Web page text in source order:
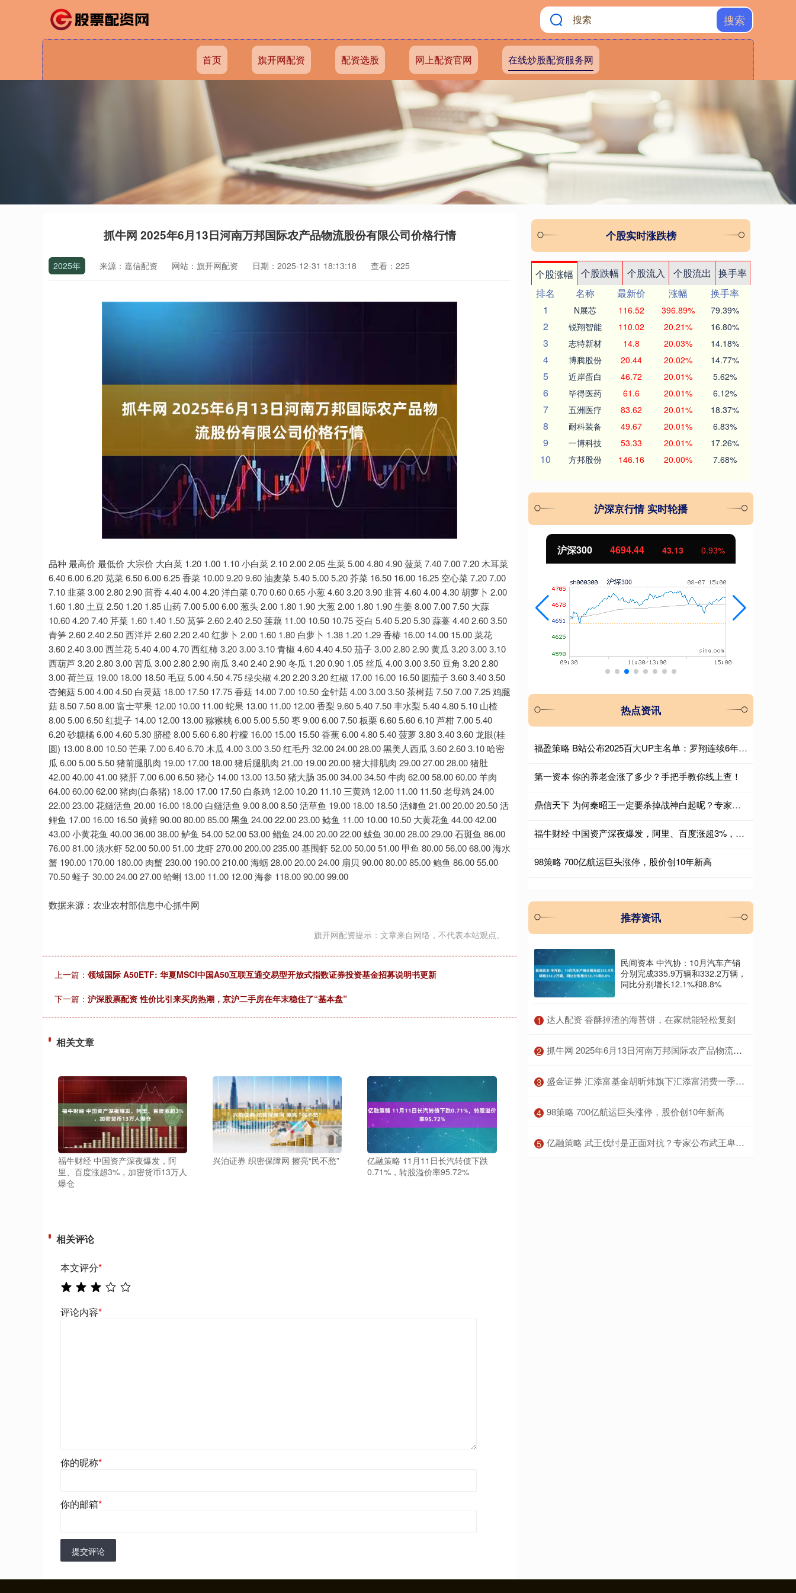
搜索
首页 旗开网配资 配资选股 网上配资官网 在线炒股配资服务网
抓牛网 2025年6月13日河南万邦国际农产品物流股份有限公司价格行情
2025年 来源：嘉信配资 网站：旗开网配资 日期：2025-12-31 18:13:18 查看：225
品种 最高价 最低价 大宗价 大白菜 1.20 1.00 1.10 小白菜 2.10 2.00 2.05 生菜 5.00 4.80 4.90 菠菜 7.40 7.00 7.20 木耳菜 6.40 6.00 6.20 苋菜 6.50 6.00 6.25 香菜 10.00 9.20 9.60 油麦菜 5.40 5.00 5.20 芥菜 16.50 16.00 16.25 空心菜 7.20 7.00 7.10 韭菜 3.00 2.80 2.90 茴香 4.40 4.00 4.20 洋白菜 0.70 0.60 0.65 小葱 4.60 3.20 3.90 韭苔 4.60 4.00 4.30 胡萝卜 2.00 1.60 1.80 土豆 2.50 1.20 1.85 山药 7.00 5.00 6.00 葱头 2.00 1.80 1.90 大葱 2.00 1.80 1.90 生姜 8.00 7.00 7.50 大蒜 10.60 4.20 7.40 芹菜 1.60 1.40 1.50 莴笋 2.60 2.40 2.50 莲藕 11.00 10.50 10.75 茭白 5.40 5.20 5.30 蒜薹 4.40 2.60 3.50 青笋 2.60 2.40 2.50 西洋芹 2.60 2.20 2.40 红萝卜 2.00 1.60 1.80 白萝卜 1.38 1.20 1.29 香椿 16.00 14.00 15.00 菜花 3.60 2.40 3.00 西兰花 5.40 4.00 4.70 西红柿 3.20 3.00 3.10 青椒 4.60 4.40 4.50 茄子 3.00 2.80 2.90 黄瓜 3.20 3.00 3.10 西葫芦 3.20 2.80 3.00 苦瓜 3.00 2.80 2.90 南瓜 3.40 2.40 2.90 冬瓜 1.20 0.90 1.05 丝瓜 4.00 3.00 3.50 豆角 3.20 2.80 3.00 荷兰豆 19.00 18.00 18.50 毛豆 5.00 4.50 4.75 绿尖椒 4.20 2.20 3.20 红椒 17.00 16.00 16.50 圆茄子 3.60 3.40 3.50 杏鲍菇 5.00 4.00 4.50 白灵菇 18.00 17.50 17.75 香菇 14.00 7.00 10.50 金针菇 4.00 3.00 3.50 茶树菇 7.50 7.00 7.25 鸡腿菇 8.50 7.50 8.00 富士苹果 12.00 10.00 11.00 蛇果 13.00 11.00 12.00 香梨 9.60 5.40 7.50 丰水梨 5.40 4.80 5.10 山楂 8.00 5.00 6.50 红提子 14.00 12.00 13.00 猕猴桃 6.00 5.00 5.50 枣 9.00 6.00 7.50 板栗 6.60 5.60 6.10 芦柑 7.00 5.40 6.20 砂糖橘 6.00 4.60 5.30 脐橙 8.00 5.60 6.80 柠檬 16.00 15.00 15.50 香蕉 6.00 4.80 5.40 菠萝 3.80 3.40 3.60 龙眼(桂圆) 13.00 8.00 10.50 芒果 7.00 6.40 6.70 木瓜 4.00 3.00 3.50 红毛丹 32.00 24.00 28.00 黑美人西瓜 3.60 2.60 3.10 哈密瓜 6.00 5.00 5.50 猪前腿肌肉 19.00 17.00 18.00 猪后腿肌肉 21.00 19.00 20.00 猪大排肌肉 29.00 27.00 28.00 猪肚 42.00 40.00 41.00 猪肝 7.00 6.00 6.50 猪心 14.00 13.00 13.50 猪大肠 35.00 34.00 34.50 牛肉 62.00 58.00 60.00 羊肉 64.00 60.00 62.00 猪肉(白条猪) 18.00 17.00 17.50 白条鸡 12.00 10.20 11.10 三黄鸡 12.00 11.00 11.50 老母鸡 24.00 22.00 23.00 花鲢活鱼 20.00 16.00 18.00 白鲢活鱼 9.00 8.00 8.50 活草鱼 19.00 18.00 18.50 活鲫鱼 21.00 20.00 20.50 活鲤鱼 17.00 16.00 16.50 黄鳝 90.00 80.00
数据来源：农业农村部信息中心抓牛网
旗开网配资提示：文章来自网络，不代表本站观点。
上一篇： 领域国际 A50ETF: 华夏MSCI中国A50互联互通交易型开放式指数证券投资基金招募说明书更新
下一篇： 沪深股票配资 性价比引来买房热潮，京沪二手房在年末稳住了“基本盘”
相关文章
福牛财经 中国资产深夜爆发，阿
里、百度涨超3%，加密货币13万人
爆仓
兴泊证券 织密保障网 擦亮“民不愁”
亿融策略 11月11日长汽转债下跌
0.71%，转股溢价率95.72%
相关评论
本文评分*
评论内容*
你的昵称*
你的邮箱*
提交评论
个股实时涨跌榜
个股涨幅 个股跌幅 个股流入 个股流出
换手率
排名
名称 最新价 涨幅
换手率
1
N展芯 116.52 396.89% 79.39%
2 锐翔智能 110.02 20.21% 16.80%
3 志特新材 14.8 20.03% 14.18%
4 博腾股份 20.44 20.02% 14.77%
5 近岸蛋白 46.72 20.01% 5.62%
6 毕得医药 61.6 20.01% 6.12%
7 五洲医疗 83.62 20.01% 18.37%
8 耐科装备 49.67 20.01% 6.83%
9 一博科技 53.33 20.01% 17.26%
10 方邦股份 146.16 20.00% 7.68%
沪深京行情 实时轮播
沪深300 4694.44 43.13 0.93%
热点资讯
福盈策略 B站公布2025百大UP主名单：罗翔连续6年入选，影视飓风获最多弹幕
第一资本 你的养老金涨了多少？手把手教你线上查！
鼎信天下 为何秦昭王一定要杀掉战神白起呢？专家：换成你，你也会除掉他
福牛财经 中国资产深夜爆发，阿里、百度涨超3%，加密货币13万人爆仓
98策略 700亿航运巨头涨停，股价创10年新高
推荐资讯
民间资本 中汽协：10月汽车产销
分别完成335.9万辆和332.2万辆，
同比分别增长12.1%和8.8%
1 ​达人配资 香酥掉渣的海苔饼，在家就能轻松复刻
2 ​抓牛网 2025年6月13日河南万邦国际农产品物流股份有限公司价格行情
3 ​盛金证券 汇添富基金胡昕炜旗下汇添富消费一季报最新持仓，重仓美的集团
4 ​98策略 700亿航运巨头涨停，股价创10年新高
5 ​亿融策略 武王伐纣是正面对抗？专家公布武王卑劣的手段，却被孟子洗白